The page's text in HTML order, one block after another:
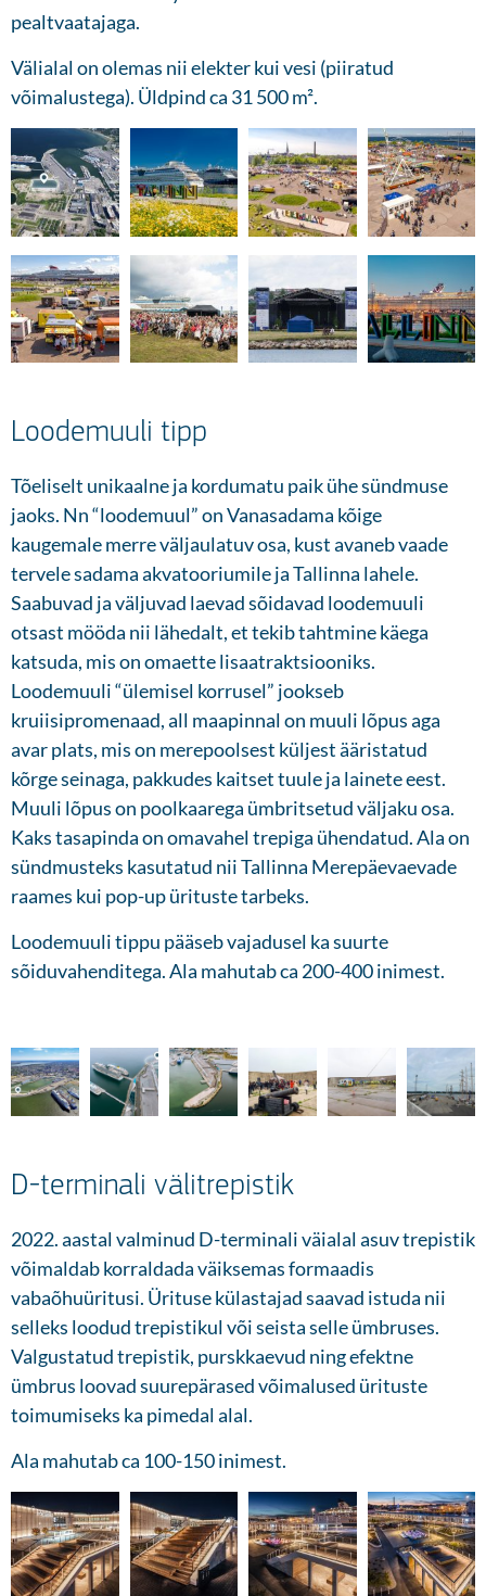
pealtvaatajaga.
Välialal on olemas nii elekter kui vesi (piiratud
võimalustega). Üldpind ca 31 500 m².
Loodemuuli tipp
Tõeliselt unikaalne ja kordumatu paik ühe sündmuse
jaoks. Nn “loodemuul” on Vanasadama kõige
kaugemale merre väljaulatuv osa, kust avaneb vaade
tervele sadama akvatooriumile ja Tallinna lahele.
Saabuvad ja väljuvad laevad sõidavad loodemuuli
otsast mööda nii lähedalt, et tekib tahtmine käega
katsuda, mis on omaette lisaatraktsiooniks.
Loodemuuli “ülemisel korrusel” jookseb
kruiisipromenaad, all maapinnal on muuli lõpus aga
avar plats, mis on merepoolsest küljest ääristatud
kõrge seinaga, pakkudes kaitset tuule ja lainete eest.
Muuli lõpus on poolkaarega ümbritsetud väljaku osa.
Kaks tasapinda on omavahel trepiga ühendatud. Ala on
sündmusteks kasutatud nii Tallinna Merepäevaevade
raames kui pop-up ürituste tarbeks.
Loodemuuli tippu pääseb vajadusel ka suurte
sõiduvahenditega. Ala mahutab ca 200-400 inimest.
D-terminali välitrepistik
2022. aastal valminud D-terminali väialal asuv trepistik
võimaldab korraldada väiksemas formaadis
vabaõhuüritusi. Ürituse külastajad saavad istuda nii
selleks loodud trepistikul või seista selle ümbruses.
Valgustatud trepistik, purskkaevud ning efektne
ümbrus loovad suurepärased võimalused ürituste
toimumiseks ka pimedal alal.
Ala mahutab ca 100-150 inimest.